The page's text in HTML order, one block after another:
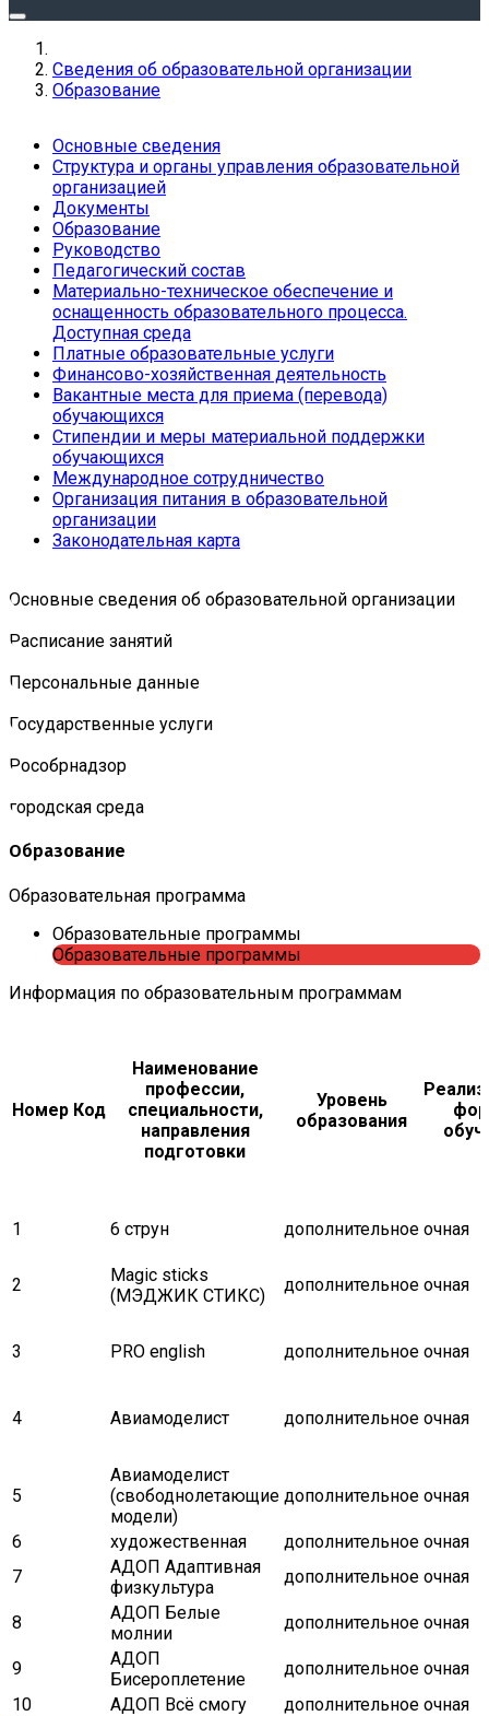
Сведения об образовательной организации
Образование
Основные сведения
Структура и органы управления образовательной
организацией
Документы
Образование
Руководство
Педагогический состав
Материально-техническое обеспечение и
оснащенность образовательного процесса.
Доступная среда
Платные образовательные услуги
Финансово-хозяйственная деятельность
Вакантные места для приема (перевода)
обучающихся
Стипендии и меры материальной поддержки
обучающихся
Международное сотрудничество
Организация питания в образовательной
организации
Законодательная карта
Основные сведения об образовательной организации
Расписание занятий
Персональные данные
Государственные услуги
Роcобрнадзор
городская среда
Образование
Образовательная программа
Образовательные программы
Образовательные программы
Информация по образовательным программам
Номер Код
Наименование
профессии,
специальности,
направления
подготовки
Уровень
образования
1 6 струн дополнительное очная
2
Magic sticks
(МЭДЖИК СТИКС)
дополнительное очная
3 PRO english дополнительное очная
4 Авиамоделист дополнительное очная
5
Авиамоделист
(свободнолетающие
модели)
дополнительное очная
6 художественная дополнительное очная
7
АДОП Адаптивная
физкультура
дополнительное очная
8
АДОП Белые
молнии
дополнительное очная
9
АДОП
Бисероплетение
дополнительное очная
10
АДОП Всё смогу дополнительное очная